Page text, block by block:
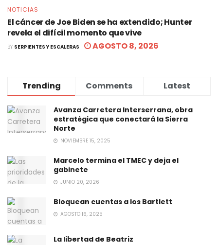
NOTICIAS
El cáncer de Joe Biden se ha extendido; Hunter
revela el difícil momento que vive
BY SERPIENTES Y ESCALERAS AGOSTO 8, 2026
Trending Comments Latest
Avanza Carretera Interserrana, obra
estratégica que conectará la Sierra
Norte
NOVIEMBRE 15, 2025
Marcelo termina el TMEC y deja el
gabinete
JUNIO 20, 2026
Bloquean cuentas a los Bartlett
AGOSTO 16, 2025
La libertad de Beatriz